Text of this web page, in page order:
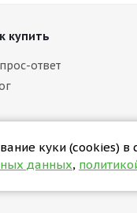
куки (cookies) в
данных,
купить
ответ